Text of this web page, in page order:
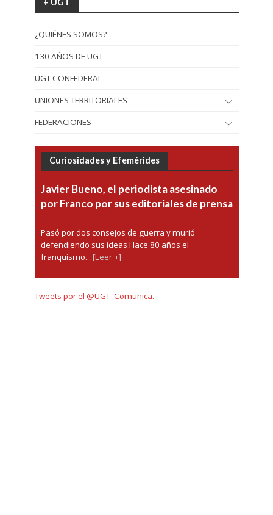
+ UGT
¿QUIÉNES SOMOS?
130 AÑOS DE UGT
UGT CONFEDERAL
UNIONES TERRITORIALES
FEDERACIONES
Curiosidades y Efemérides
Javier Bueno, el periodista asesinado
por Franco por sus editoriales de prensa
Pasó por dos consejos de guerra y murió
defendiendo sus ideas Hace 80 años el
franquismo... [Leer +]
Tweets por el @UGT_Comunica.